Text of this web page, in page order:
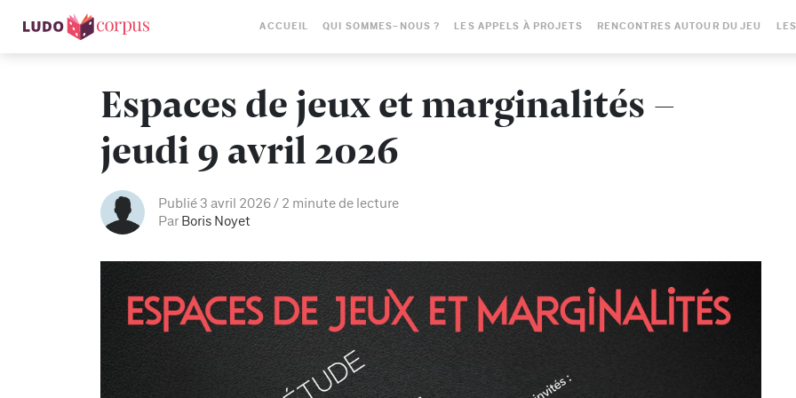
ACCUEIL QUI SOMMES-NOUS ? LES APPELS À PROJETS RENCONTRES AUTOUR DU JEU
Espaces de jeux et marginalités -
jeudi 9 avril 2026
Publié 3 avril 2026
2 minute de lecture
Par Boris Noyet